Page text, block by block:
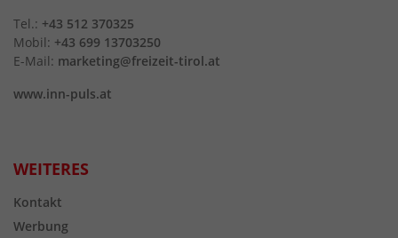
Tel.: +43 512 370325
Mobil: +43 699 13703250
E-Mail: marketing@freizeit-tirol.at
www.inn-puls.at
WEITERES
Kontakt
Werbung